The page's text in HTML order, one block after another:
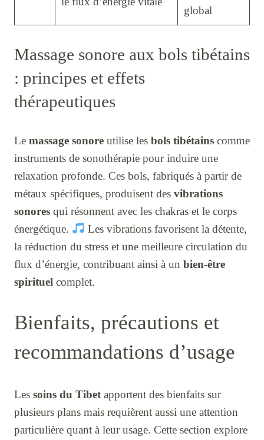
global
Massage sonore aux bols tibétains
: principes et effets
thérapeutiques
Le massage sonore utilise les bols tibétains comme
instruments de sonothérapie pour induire une
relaxation profonde. Ces bols, fabriqués à partir de
métaux spécifiques, produisent des vibrations
sonores qui résonnent avec les chakras et le corps
énergétique.
Les vibrations favorisent la détente,
la réduction du stress et une meilleure circulation du
flux d’énergie, contribuant ainsi à un bien-être
spirituel complet.
Bienfaits, précautions et
recommandations d’usage
Les soins du Tibet apportent des bienfaits sur
plusieurs plans mais requièrent aussi une attention
particulière quant à leur usage. Cette section explore